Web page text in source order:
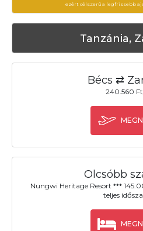
ezért célszerű a legfrissebb
Tanzánia,
Bécs ⇄
240.560
Olcsóbb
Nungwi Heritage Resort ***
teljes